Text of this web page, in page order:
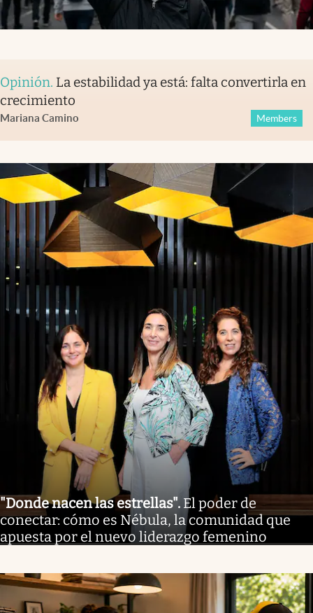
Opinión. La estabilidad ya está: falta convertirla en
crecimiento
Mariana Camino Members
"Donde nacen las estrellas". El poder de
conectar: cómo es Nébula, la comunidad que
apuesta por el nuevo liderazgo femenino